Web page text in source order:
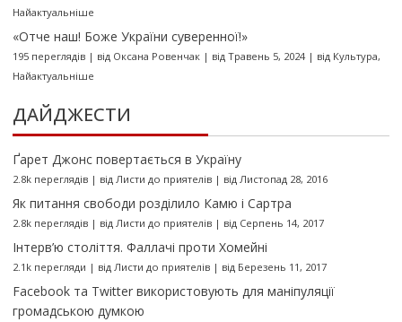
Найактуальніше
«Отче наш! Боже України суверенної!»
195 переглядів| від Оксана Ровенчак| від Травень 5, 2024| від Культура,
Найактуальніше
ДАЙДЖЕСТИ
Ґарет Джонс повертається в Україну
2.8k переглядів| від Листи до приятелів| від Листопад 28, 2016
Як питання свободи розділило Камю і Сартра
2.8k переглядів| від Листи до приятелів| від Серпень 14, 2017
Інтерв’ю століття. Фаллачі проти Хомейні
2.1k перегляди | від Листи до приятелів| від Березень 11, 2017
Facebook та Twitter використовують для маніпуляції
громадською думкою